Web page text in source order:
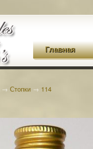
Главная
→ Стопки → 114